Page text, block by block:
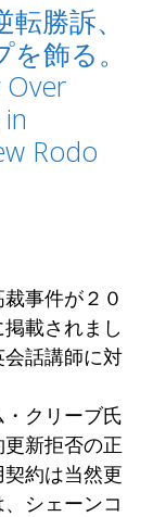
勝訴、
飾る。
Over
Rodo
事件が２０
載されまし
話講師に対
クリーブ氏
新拒否の正
約は当然更
シェーンコ